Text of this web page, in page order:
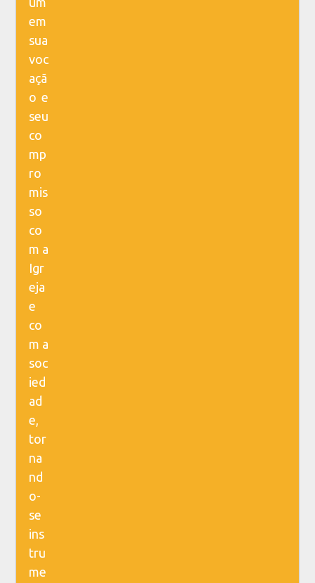
em
sua
voc
açã
o e
seu
co
mp
ro
mis
so
co
m a
Igr
eja
e
co
m a
soc
ied
ad
e,
tor
na
nd
o-
se
ins
tru
me